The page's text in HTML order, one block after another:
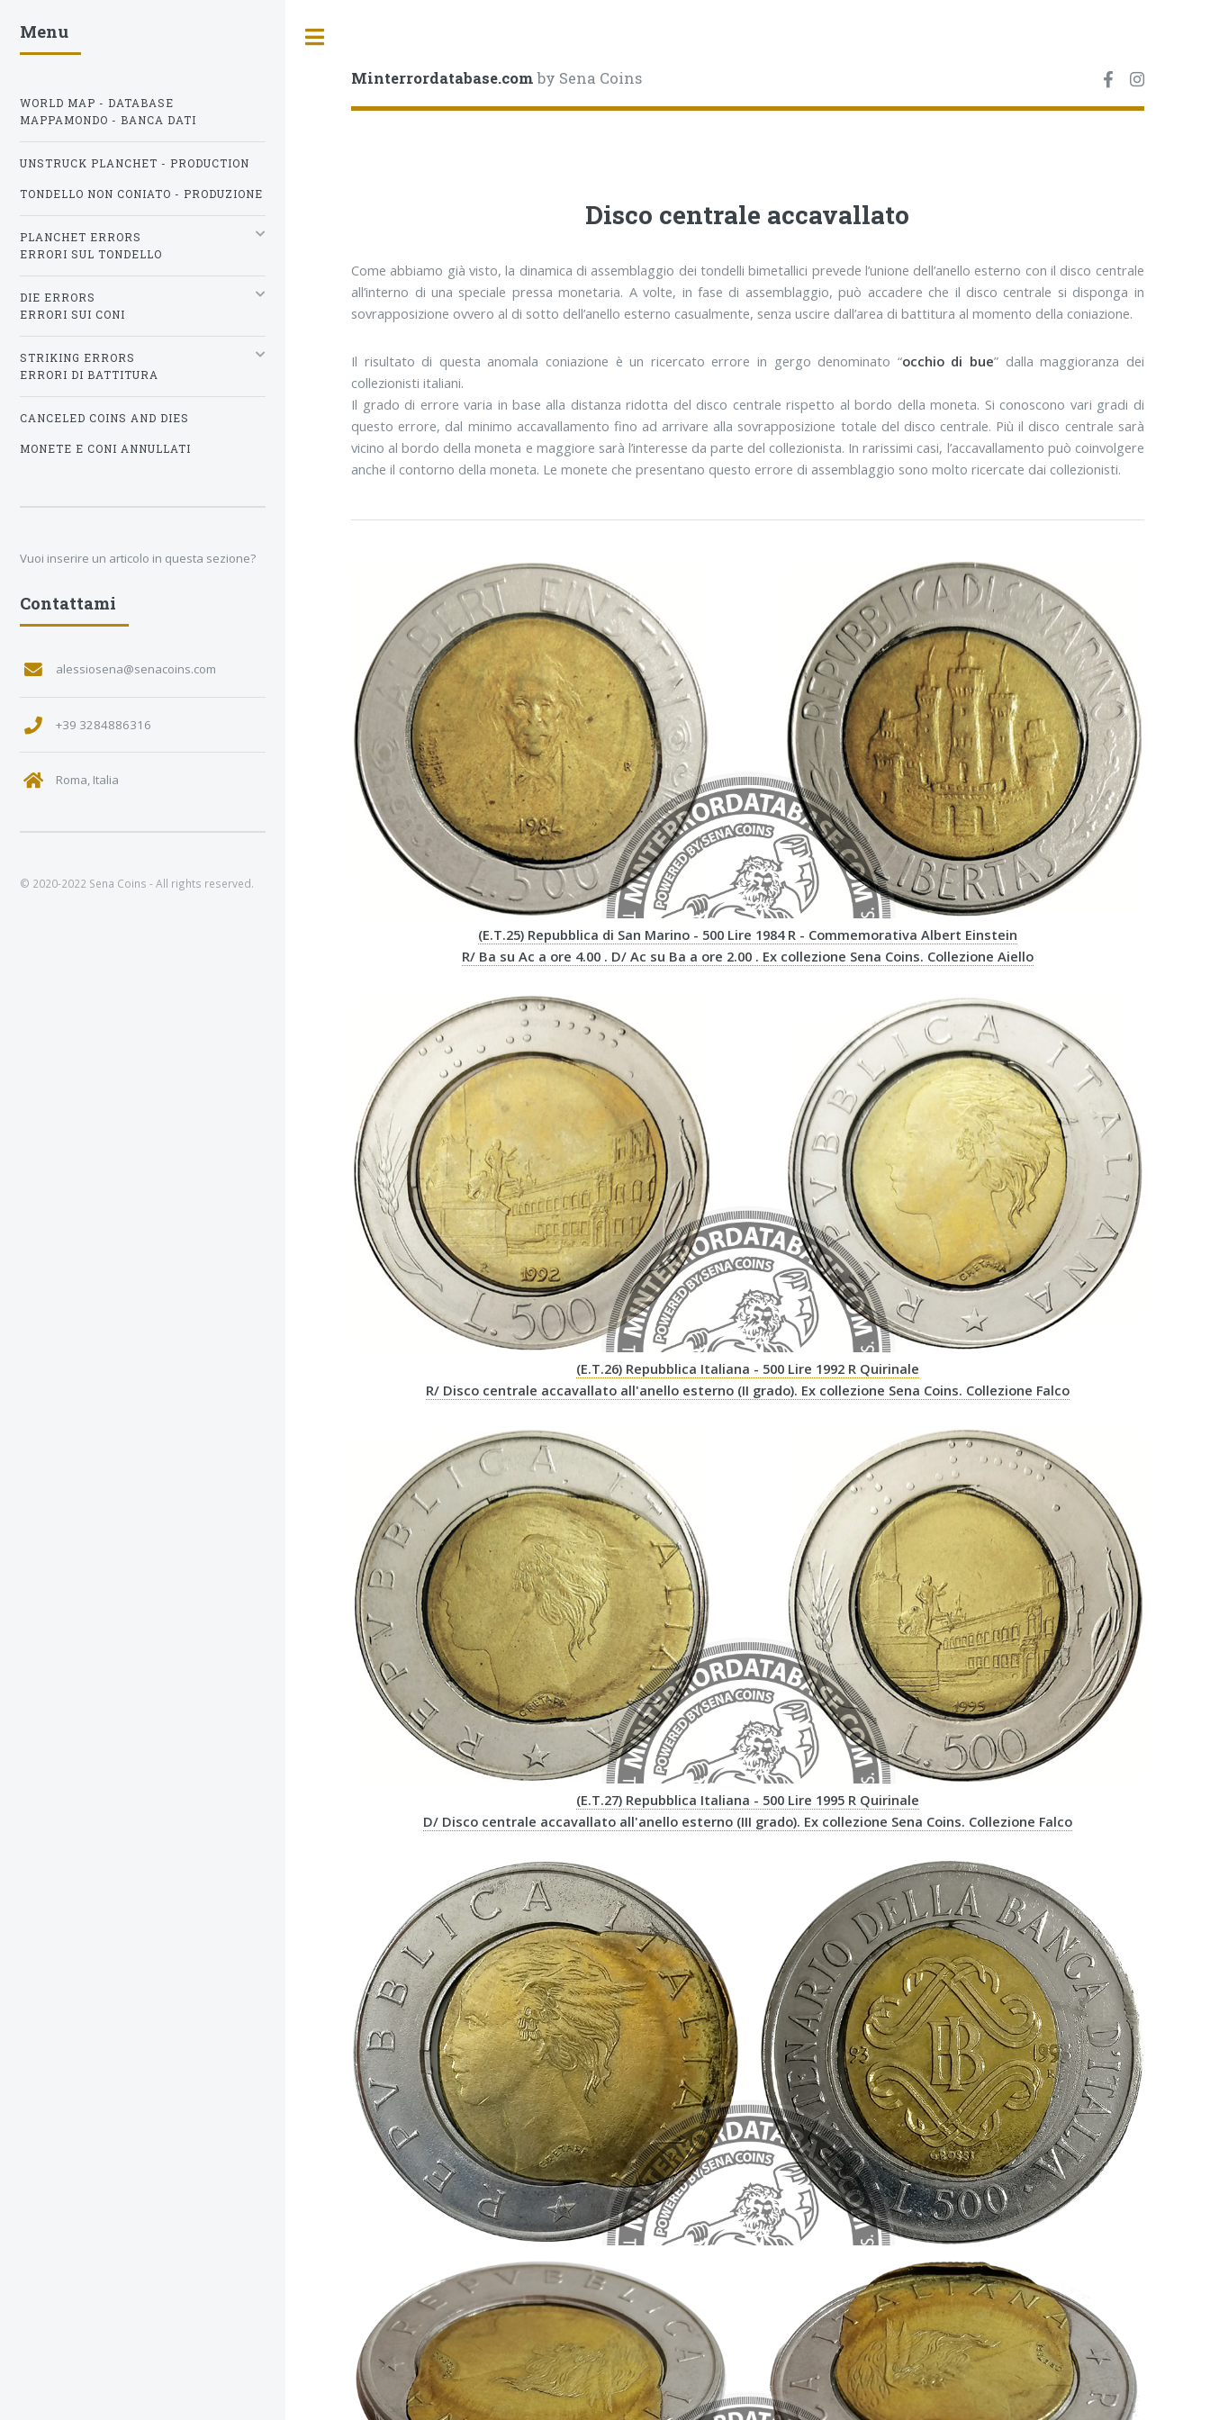
Minterrordatabase.comby Sena Coins
Disco centrale accavallato
Come abbiamo già visto, la dinamica di assemblaggio dei tondelli bimetallici prevede l’unione dell’anello esterno con il disco centrale
all’interno di una speciale pressa monetaria. A volte, in fase di assemblaggio, può accadere che il disco centrale si disponga in
sovrapposizione ovvero al di sotto dell’anello esterno casualmente, senza uscire dall’area di battitura al momento della coniazione.
Il risultato di questa anomala coniazione è un ricercato errore in gergo denominato “occhio di bue” dalla maggioranza dei
collezionisti italiani.
Il grado di errore varia in base alla distanza ridotta del disco centrale rispetto al bordo della moneta. Si conoscono vari gradi di
questo errore, dal minimo accavallamento fino ad arrivare alla sovrapposizione totale del disco centrale. Più il disco centrale sarà
vicino al bordo della moneta e maggiore sarà l’interesse da parte del collezionista. In rarissimi casi, l’accavallamento può coinvolgere
anche il contorno della moneta. Le monete che presentano questo errore di assemblaggio sono molto ricercate dai collezionisti.
(E.T.25) Repubblica di San Marino - 500 Lire 1984 R - Commemorativa Albert Einstein
R/ Ba su Ac a ore 4.00 . D/ Ac su Ba a ore 2.00 . Ex collezione Sena Coins. Collezione Aiello
(E.T.26) Repubblica Italiana - 500 Lire 1992 R Quirinale
R/ Disco centrale accavallato all'anello esterno (II grado). Ex collezione Sena Coins. Collezione Falco
(E.T.27) Repubblica Italiana - 500 Lire 1995 R Quirinale
D/ Disco centrale accavallato all'anello esterno (III grado). Ex collezione Sena Coins. Collezione Falco
Menu
WORLD MAP - DATABASE
MAPPAMONDO - BANCA DATI
UNSTRUCK PLANCHET - PRODUCTION
TONDELLO NON CONIATO - PRODUZIONE
PLANCHET ERRORS
ERRORI SUL TONDELLO
DIE ERRORS
ERRORI SUI CONI
STRIKING ERRORS
ERRORI DI BATTITURA
CANCELED COINS AND DIES
MONETE E CONI ANNULLATI
Vuoi inserire un articolo in questa sezione?
Contattami
alessiosena@senacoins.com
+39 3284886316
Roma, Italia
© 2020-2022 Sena Coins - All rights reserved.